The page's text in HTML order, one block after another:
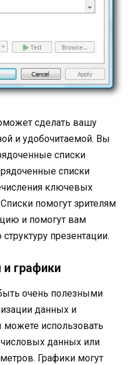
сделать вашу
и удобочитаемой. Вы
списки
списки
ключевых
помогут зрителям
и помогут вам
презентации.
графики
очень полезными
данных и
можете использовать
данных или
Графики могут